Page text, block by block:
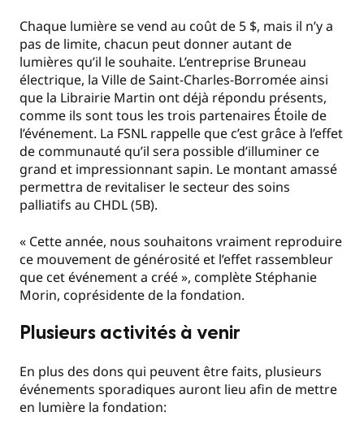
Chaque lumière se vend au coût de 5 $, mais il n’y a
pas de limite, chacun peut donner autant de
lumières qu’il le souhaite. L’entreprise Bruneau
électrique, la Ville de Saint-Charles-Borromée ainsi
que la Librairie Martin ont déjà répondu présents,
comme ils sont tous les trois partenaires Étoile de
l’événement. La FSNL rappelle que c’est grâce à l’effet
de communauté qu’il sera possible d’illuminer ce
grand et impressionnant sapin. Le montant amassé
permettra de revitaliser le secteur des soins
palliatifs au CHDL (5B).
« Cette année, nous souhaitons vraiment reproduire
ce mouvement de générosité et l’effet rassembleur
que cet événement a créé », complète Stéphanie
Morin, coprésidente de la fondation.
Plusieurs activités à venir
En plus des dons qui peuvent être faits, plusieurs
événements sporadiques auront lieu afin de mettre
en lumière la fondation: